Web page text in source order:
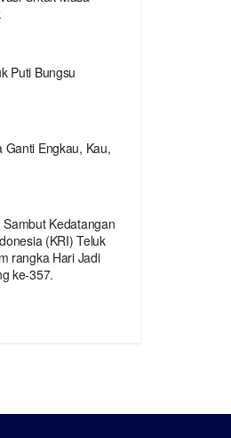
Puti Bungsu
Ganti Engkau, Kau,
Kedatangan
(KRI) Teluk
rangka Hari Jadi
ke-357.